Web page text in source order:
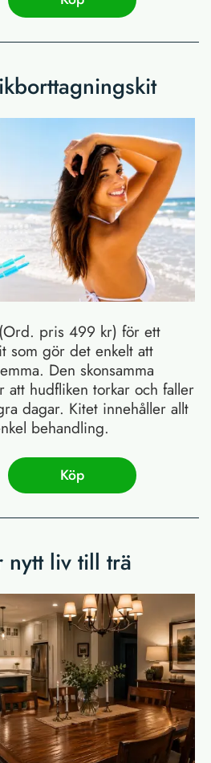
pris 499 kr) för ett
som gör det enkelt att
Den skonsamma
att hudfliken torkar och faller
dagar. Kitet innehåller allt
behandling.
Köp
nytt liv till trä